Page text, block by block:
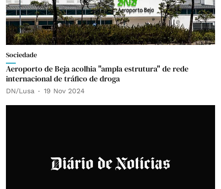
Sociedade
Aeroporto de Beja acolhia "ampla estrutura" de rede
internacional de tráfico de droga
DN/Lusa 19 Nov 2024